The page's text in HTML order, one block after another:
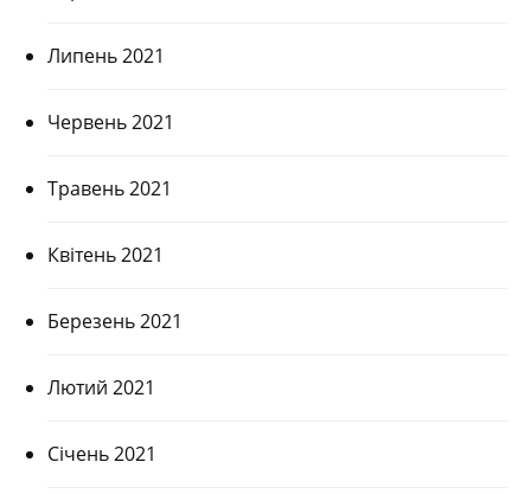
Липень 2021
Червень 2021
Травень 2021
Квітень 2021
Березень 2021
Лютий 2021
Січень 2021